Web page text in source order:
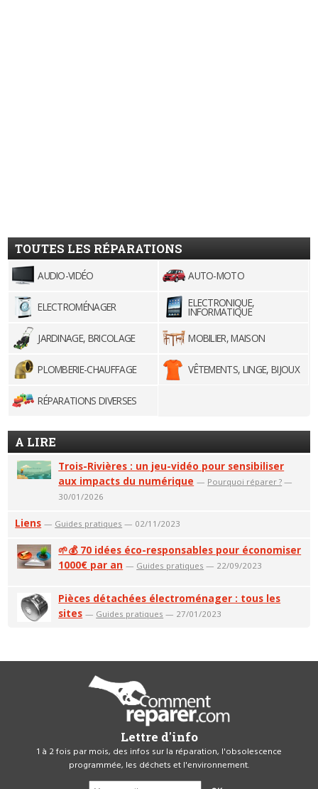
TOUTES LES RÉPARATIONS
AUDIO-VIDÉO AUTO-MOTO
ELECTROMÉNAGER ELECTRONIQUE,
INFORMATIQUE
JARDINAGE, BRICOLAGE
MOBILIER, MAISON
PLOMBERIE-CHAUFFAGE VÊTEMENTS, LINGE, BIJOUX
RÉPARATIONS DIVERSES
A LIRE
Trois-Rivières : un jeu-vidéo pour sensibiliser
aux impacts du numérique — Pourquoi réparer ? —
30/01/2026
Liens — Guides pratiques — 02/11/2023
🌱💰 70 idées éco-responsables pour économiser
1000€ par an — Guides pratiques — 22/09/2023
Pièces détachées électroménager : tous les
sites — Guides pratiques — 27/01/2023
Lettre d'info
1 à 2 fois par mois, des infos sur la réparation, l'obsolescence
programmée, les déchets et l'environnement.